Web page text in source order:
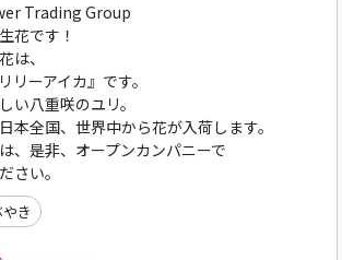
Trading Group
花です！
は、
リーアイカ』です。
い八重咲のユリ。
本全国、世界中から花が入荷します。
、是非、オープンカンパニーで
さい。
き